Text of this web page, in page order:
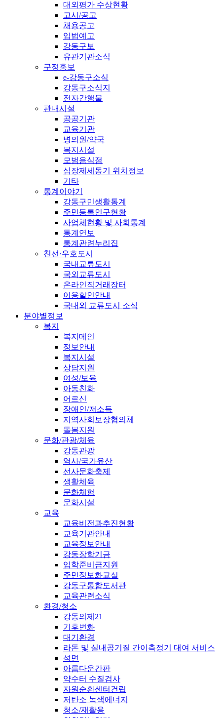
대외평가 수상현황
고시/공고
채용공고
입법예고
강동구보
유관기관소식
구정홍보
e-강동구소식
강동구소식지
전자간행물
관내시설
공공기관
교육기관
병의원/약국
복지시설
모범음식점
심장제세동기 위치정보
기타
통계이야기
강동구민생활통계
주민등록인구현황
사업체현황 및 사회통계
통계연보
통계관련누리집
친선·우호도시
국내교류도시
국외교류도시
온라인직거래장터
이용할인안내
국내외 교류도시 소식
분야별정보
복지
복지메인
정보안내
복지시설
상담지원
여성/보육
아동친화
어르신
장애인/저소득
지역사회보장협의체
돌봄지원
문화/관광/체육
강동관광
역사/국가유산
선사문화축제
생활체육
문화체험
문화시설
교육
교육비전과추진현황
교육기관안내
교육정보안내
강동장학기금
입학준비금지원
주민정보화교실
강동구통합도서관
교육관련소식
환경/청소
강동의제21
기후변화
대기환경
라돈 및 실내공기질 간이측정기 대여 서비스
석면
아름다운간판
약수터 수질검사
자원순환센터건립
저탄소 녹색에너지
청소/재활용